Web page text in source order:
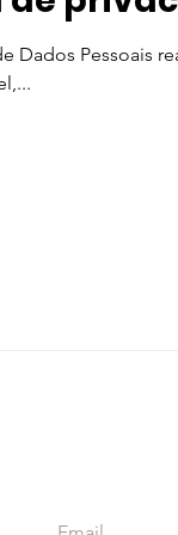
Dados Pessoais